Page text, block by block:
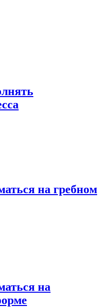
на гребном
на